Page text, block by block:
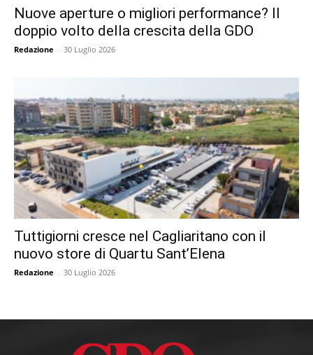
Nuove aperture o migliori performance? Il
doppio volto della crescita della GDO
Redazione - 30 Luglio 2026
Tuttigiorni cresce nel Cagliaritano con il
nuovo store di Quartu Sant’Elena
Redazione - 30 Luglio 2026